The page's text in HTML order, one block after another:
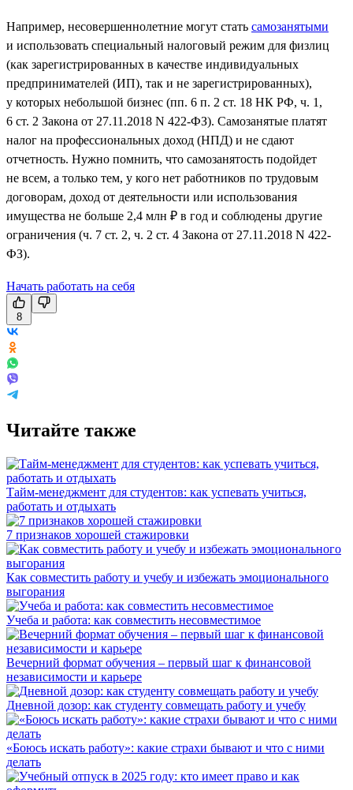
Например, несовершеннолетние могут стать самозанятыми
и использовать специальный налоговый режим для физлиц
(как зарегистрированных в качестве индивидуальных
предпринимателей (ИП), так и не зарегистрированных),
у которых небольшой бизнес (пп. 6 п. 2 ст. 18 НК РФ, ч. 1,
6 ст. 2 Закона от 27.11.2018 N 422-ФЗ). Самозанятые платят
налог на профессиональных доход (НПД) и не сдают
отчетность. Нужно помнить, что самозанятость подойдет
не всем, а только тем, у кого нет работников по трудовым
договорам, доход от деятельности или использования
имущества не больше 2,4 млн ₽ в год и соблюдены другие
ограничения (ч. 7 ст. 2, ч. 2 ст. 4 Закона от 27.11.2018 N 422-
ФЗ).
Начать работать на себя
8
Читайте также
Тайм-менеджмент для студентов: как успевать учиться,
работать и отдыхать
7 признаков хорошей стажировки
Как совместить работу и учебу и избежать эмоционального
выгорания
Учеба и работа: как совместить несовместимое
Вечерний формат обучения – первый шаг к финансовой
независимости и карьере
Дневной дозор: как студенту совмещать работу и учебу
«Боюсь искать работу»: какие страхи бывают и что с ними
делать